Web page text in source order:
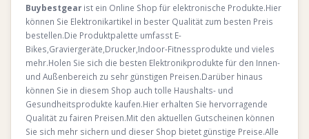
Buybestgear ist ein Online Shop für elektronische Produkte.Hier
können Sie Elektronikartikel in bester Qualität zum besten Preis
bestellen.Die Produktpalette umfasst E-
Bikes,Graviergeräte,Drucker,Indoor-Fitnessprodukte und vieles
mehr.Holen Sie sich die besten Elektronikprodukte für den Innen-
und Außenbereich zu sehr günstigen Preisen.Darüber hinaus
können Sie in diesem Shop auch tolle Haushalts- und
Gesundheitsprodukte kaufen.Hier erhalten Sie hervorragende
Qualität zu fairen Preisen.Mit den aktuellen Gutscheinen können
Sie sich mehr sichern und dieser Shop bietet günstige Preise.Alle